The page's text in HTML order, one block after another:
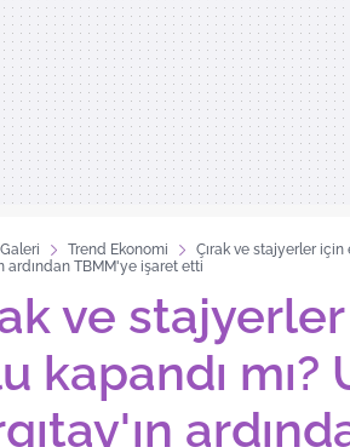
Galeri Trend Ekonomi
Çırak ve stajyerler
ardından TBMM'ye işaret etti
ve
kapandı mı?